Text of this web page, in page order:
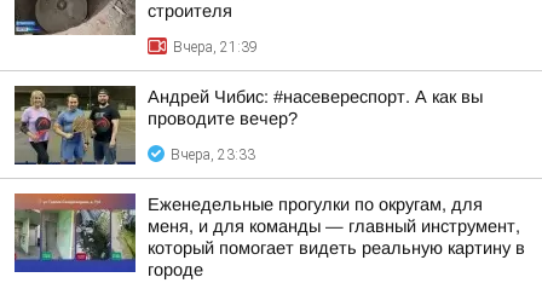
строителя
Вчера, 21:39
Андрей Чибис: #насевереспорт. А как вы
проводите вечер?
Вчера, 23:33
Еженедельные прогулки по округам, для
меня, и для команды — главный инструмент,
который помогает видеть реальную картину в
городе